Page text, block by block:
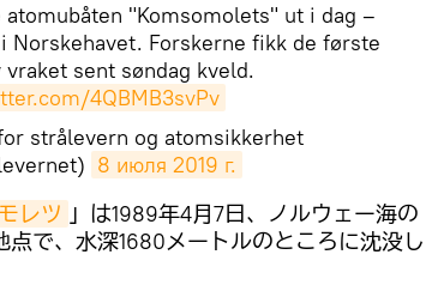
"Komsomolets" ut i dag –
Norskehavet. Forskerne fikk de første
vraket sent søndag kveld.
4QBMB3svPv
strålevern og atomsikkerhet
8 июля 2019 г.
レツ 」は1989年4月7日、ノルウェー海の
点で、水深1680メートルのところに沈没し